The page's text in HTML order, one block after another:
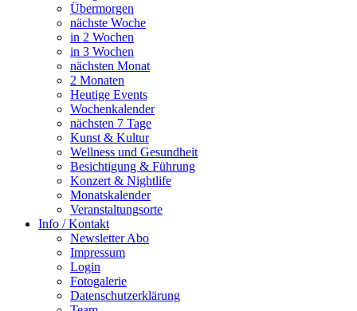
Übermorgen
nächste Woche
in 2 Wochen
in 3 Wochen
nächsten Monat
2 Monaten
Heutige Events
Wochenkalender
nächsten 7 Tage
Kunst & Kultur
Wellness und Gesundheit
Besichtigung & Führung
Konzert & Nightlife
Monatskalender
Veranstaltungsorte
Info / Kontakt
Newsletter Abo
Impressum
Login
Fotogalerie
Datenschutzerklärung